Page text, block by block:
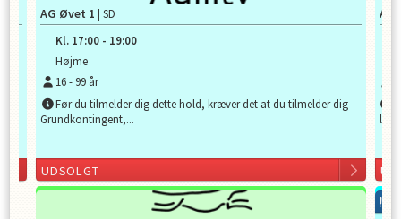
AG Øvet 1 | SD
Kl. 17:00 - 19:00
Højme
16- 99år
Før du tilmelder dig dette hold, kræver det at du tilmelder dig
Grundkontingent,...
UDSOLGT
AG